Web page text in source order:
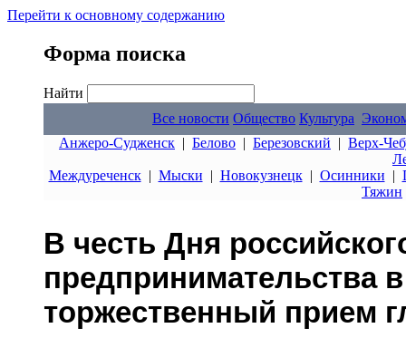
Перейти к основному содержанию
Форма поиска
Найти
Все новости Общество Культура
Анжеро-Судженск | Белово | Березовский | Верх-
Междуреченск| Мыски | Новокузнецк| Осинники |
Тяжин
В честь Дня
предпринимательства
торжественный прием